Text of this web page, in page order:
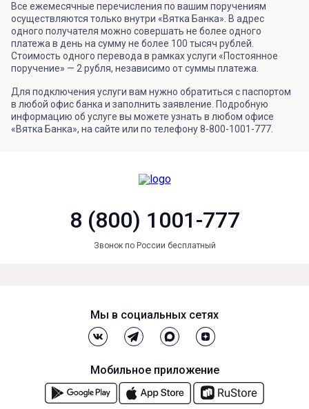
Все ежемесячные перечисления по вашим поручениям
осуществляются только внутри «Вятка Банка». В адрес
одного получателя можно совершать не более одного
платежа в день на сумму не более 100 тысяч рублей.
Стоимость одного перевода в рамках услуги «Постоянное
поручение» — 2 рубля, независимо от суммы платежа.
Для подключения услуги вам нужно обратиться с паспортом
в любой офис банка и заполнить заявление. Подробную
информацию об услуге вы можете узнать в любом офисе
«Вятка Банка», на сайте или по телефону 8-800-1001-777.
8 (800) 1001-777
Звонок по России бесплатный
Мы в социальных сетях
Мобильное приложение